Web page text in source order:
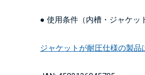
● 使用条件（内槽・ジャケッ
ジャケットが耐圧仕様の製品